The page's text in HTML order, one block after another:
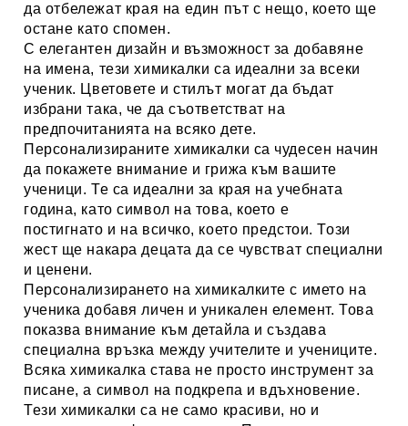
да отбележат края на един път с нещо, което ще
остане като спомен.
С елегантен дизайн и възможност за добавяне
на имена, тези химикалки са идеални за всеки
ученик. Цветовете и стилът могат да бъдат
избрани така, че да съответстват на
предпочитанията на всяко дете.
Персонализираните химикалки са чудесен начин
да покажете внимание и грижа към вашите
ученици.Те са идеални за края на учебната
година, като символ на това, което е
постигнато и на всичко, което предстои. Този
жест ще накара децата да се чувстват специални
и ценени.
Персонализирането на химикалките с името на
ученика добавя личен и уникален елемент. Това
показва внимание към детайла и създава
специална връзка между учителите и учениците.
Всяка химикалка става не просто инструмент за
писане, а символ на подкрепа и вдъхновение.
Тези химикалки са не само красиви, но и